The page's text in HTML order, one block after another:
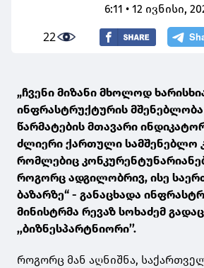
6:11 • 12 ივნისი,
22
„ჩვენი მიზანი მხოლოდ
ინფრასტრუქტურის მშენებლობა
წარმატების მთავარი
ძლიერი ქართული სამშენებლო
რომლებიც
როგორც ადგილობრივ, ისე
ბაზარზე“ - განაცხადა
მინისტრმა რევაზ სოხაძემ
,,ბიზნესპარტნიორი’’.
როგორც მან აღნიშნა,